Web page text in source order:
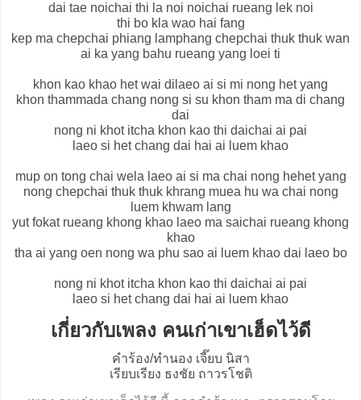
dai tae noichai thi la noi noichai rueang lek noi
thi bo kla wao hai fang
kep ma chepchai phiang lamphang chepchai thuk thuk wan
ai ka yang bahu rueang yang loei ti
khon kao khao het wai dilaeo ai si mi nong het yang
khon thammada chang nong si su khon tham ma di chang
dai
nong ni khot itcha khon kao thi daichai ai pai
laeo si het chang dai hai ai luem khao
mup on tong chai wela laeo ai si ma chai nong hehet yang
nong chepchai thuk thuk khrang muea hu wa chai nong
luem khwam lang
yut fokat rueang khong khao laeo ma saichai rueang khong
khao
tha ai yang oen nong wa phu sao ai luem khao dai laeo bo
nong ni khot itcha khon kao thi daichai ai pai
laeo si het chang dai hai ai luem khao
เกี่ยวกับเพลง คนเก่าเขาเฮ็ดไว้ดี
คำร้อง/ทำนอง เจี๊ยบ นิสา
เรียบเรียง ธงชัย ถาวรโชติ